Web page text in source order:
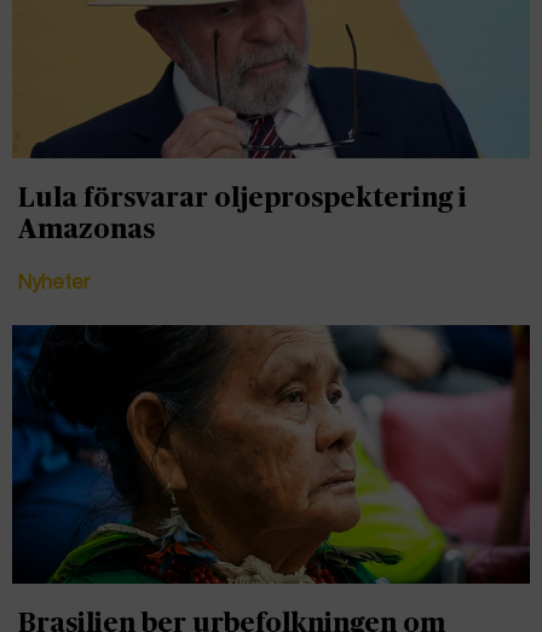
Lula försvarar oljeprospektering i
Amazonas
Nyheter
Brasilien ber urbefolkningen om